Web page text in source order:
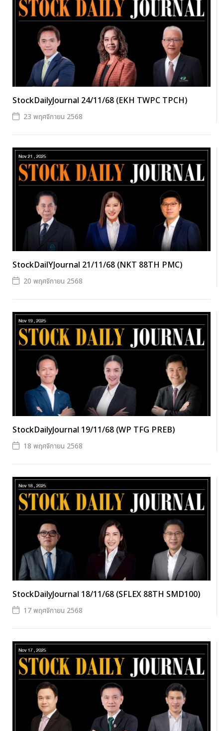
StockDailyJournal 24/11/68 (EKH TWPC TPCH)
23 พฤศจิกายน 2568
StockDailYJournal 21/11/68 (NKT 88TH PMC)
20 พฤศจิกายน 2568
StockDailyJournal 19/11/68 (WP TFG PREB)
18 พฤศจิกายน 2568
StockDailyJournal 18/11/68 (SFLEX 88TH SMD100)
17 พฤศจิกายน 2568